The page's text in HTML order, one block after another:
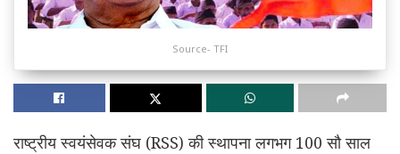
Source- TFI
राष्ट्रीय स्वयंसेवक संघ (RSS) की स्थापना लगभग 100 सौ साल